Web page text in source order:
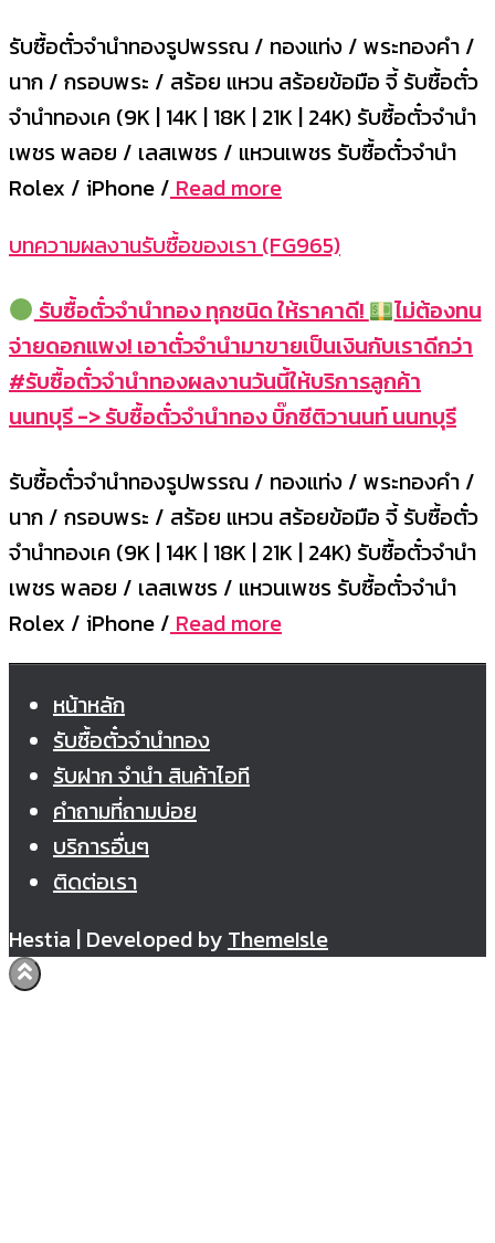
รับซื้อตั๋วจำนำทองรูปพรรณ / ทองแท่ง / พระทองคำ /
นาก / กรอบพระ / สร้อย แหวน สร้อยข้อมือ จี้ รับซื้อตั๋ว
จำนำทองเค (9K | 14K | 18K | 21K | 24K) รับซื้อตั๋วจำนำ
เพชร พลอย / เลสเพชร / แหวนเพชร รับซื้อตั๋วจำนำ
Rolex / iPhone /Read more
บทความผลงานรับซื้อของเรา (FG965)
รับซื้อตั๋วจำนำทอง ทุกชนิด ให้ราคาดี!
ไม่ต้องทน
จ่ายดอกแพง! เอาตั๋วจำนำมาขายเป็นเงินกับเราดีกว่า
#รับซื้อตั๋วจำนำทองผลงานวันนี้ให้บริการลูกค้า
นนทบุรี -> รับซื้อตั๋วจำนำทอง บิ๊กซีติวานนท์ นนทบุรี
รับซื้อตั๋วจำนำทองรูปพรรณ / ทองแท่ง / พระทองคำ /
นาก / กรอบพระ / สร้อย แหวน สร้อยข้อมือ จี้ รับซื้อตั๋ว
จำนำทองเค (9K | 14K | 18K | 21K | 24K) รับซื้อตั๋วจำนำ
เพชร พลอย / เลสเพชร / แหวนเพชร รับซื้อตั๋วจำนำ
Rolex / iPhone / Read more
หน้าหลัก
รับซื้อตั๋วจำนำทอง
รับฝาก จำนำ สินค้าไอที
คำถามที่ถามบ่อย
บริการอื่นๆ
ติดต่อเรา
Hestia | Developed by ThemeIsle